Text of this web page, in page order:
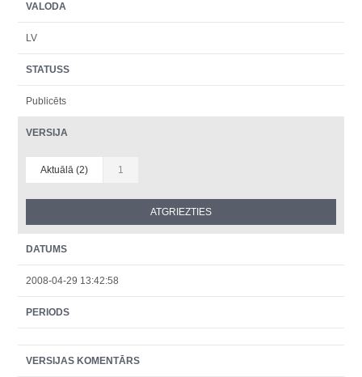
VALODA
LV
STATUSS
Publicēts
VERSIJA
Aktuālā (2) 1
DATUMS
2008-04-29 13:42:58
PERIODS
VERSIJAS KOMENTĀRS